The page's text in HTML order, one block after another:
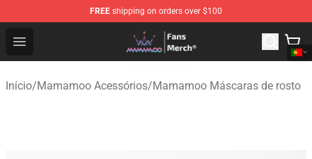
FREE shipping on orders over $100
Open menu
Mamamoo Store - Official Mamamoo Merchandise Shop
Início/Mamamoo Acessórios/Mamamoo Máscaras de rosto